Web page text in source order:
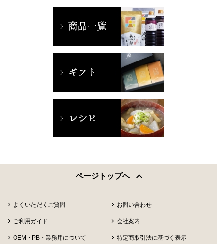
ページトップヘ
よくいただくご質問 お問い合わせ
ご利用ガイド 会社案内
OEM・PB・業務用について 特定商取引法に基づく表示